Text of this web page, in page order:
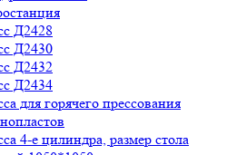
Д2428
Д2430
Д2432
Д2434
для горячего прессования
4-е цилиндра, размер стола